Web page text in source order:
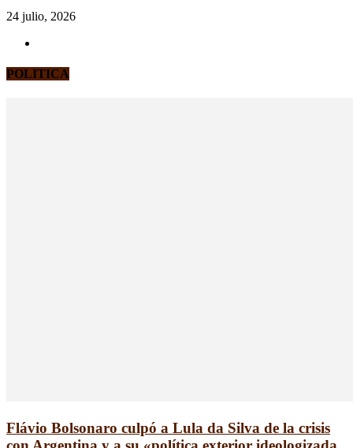
24 julio, 2026
POLITICA
Flávio Bolsonaro culpó a Lula da Silva de la crisis